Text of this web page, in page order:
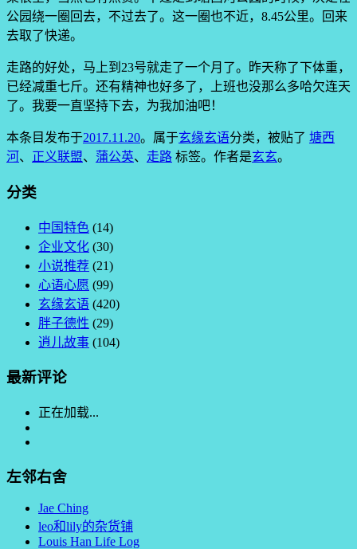
公园绕一圈回去，不过去了。这一圈也不近，8.45公里。回来
去取了快递。
走路的好处，马上到23号就走了一个月了。昨天称了下体重，
已经减重七斤。还有精神也好多了，上班也没那么多哈欠连天
了。我要一直坚持下去，为我加油吧！
本条目发布于2017.11.20。属于玄缘玄语分类，被贴了 塘西
河、 正义联盟、 蒲公英、 走路 标签。 作者是玄玄。
分类
中国特色 (14)
企业文化 (30)
小说推荐 (21)
心语心愿 (99)
玄缘玄语 (420)
胖子德性 (29)
逍儿故事 (104)
最新评论
正在加载...
左邻右舍
Jae Ching
leo和lily的杂货铺
Louis Han Life Log